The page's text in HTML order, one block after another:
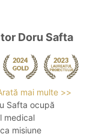
Doru Safta
mai multe >>
Safta ocupă
medical
misiune